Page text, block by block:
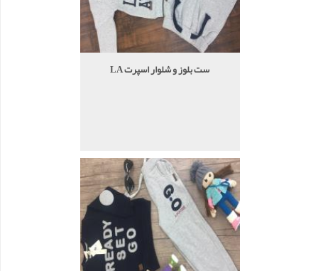
ست بلوز و شلوار اسپرت LA